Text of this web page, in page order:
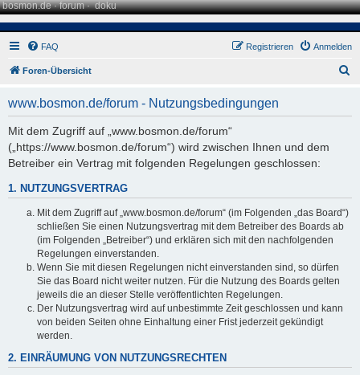
bosmon.de·forum·doku
FAQ Anmelden
Registrieren
Foren-Übersicht
www.bosmon.de/forum - Nutzungsbedingungen
Mit dem Zugriff auf „www.bosmon.de/forum“
(„https://www.bosmon.de/forum“) wird zwischen Ihnen und dem
Betreiber ein Vertrag mit folgenden Regelungen geschlossen:
1. NUTZUNGSVERTRAG
Mit dem Zugriff auf „www.bosmon.de/forum“ (im Folgenden „das Board“)
schließen Sie einen Nutzungsvertrag mit dem Betreiber des Boards ab
(im Folgenden „Betreiber“) und erklären sich mit den nachfolgenden
Regelungen einverstanden.
Wenn Sie mit diesen Regelungen nicht einverstanden sind, so dürfen
Sie das Board nicht weiter nutzen. Für die Nutzung des Boards gelten
jeweils die an dieser Stelle veröffentlichten Regelungen.
Der Nutzungsvertrag wird auf unbestimmte Zeit geschlossen und kann
von beiden Seiten ohne Einhaltung einer Frist jederzeit gekündigt
werden.
2. EINRÄUMUNG VON NUTZUNGSRECHTEN